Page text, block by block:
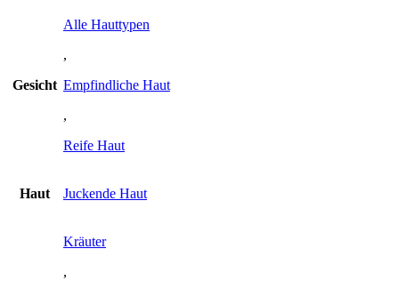
Gesicht
Alle Hauttypen
,
Empfindliche Haut
,
Reife Haut
Haut Juckende Haut
Kräuter
,